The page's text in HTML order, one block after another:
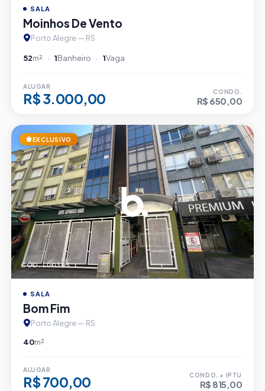
SALA
Moinhos De Vento
Porto Alegre — RS
52m² 1Banheiro 1Vaga
ALUGAR
R$ 3.000,00 CONDO.
R$ 650,00
EXCLUSIVO
CÓD. L00305
SALA
Bom Fim
Porto Alegre — RS
40m²
ALUGAR
R$ 700,00 CONDO. + IPTU
R$ 815,00